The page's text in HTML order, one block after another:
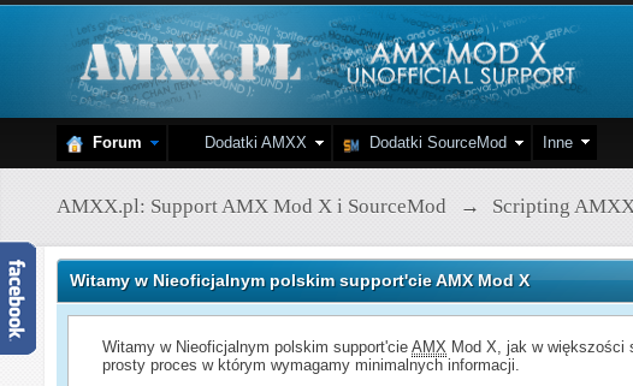
Forum Dodatki AMXX Dodatki SourceMod Inne
AMXX.pl: Support AMX Mod X i SourceMod → Scripting AMXX
Witamy w Nieoficjalnym polskim support'cie AMX Mod X
Witamy w Nieoficjalnym polskim support'cieAMX Mod X, jak w większości
prosty proces w którym wymagamy minimalnych informacji.